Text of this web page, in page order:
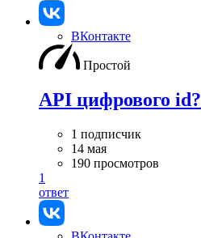
ВКонтакте
Простой
API цифрового id?
1 подписчик
14 мая
190 просмотров
1
ответ